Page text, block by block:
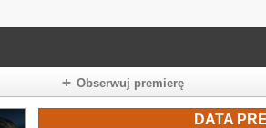
Obserwuj premierę
DATA